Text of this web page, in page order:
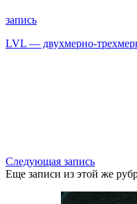
запись
LVL — двухмерно-
Следующая запись
Еще записи из этой же